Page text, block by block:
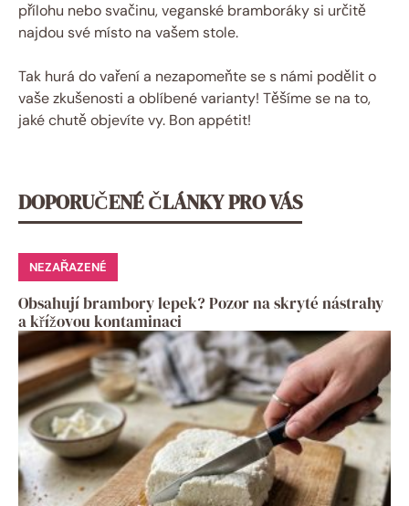
přílohu nebo svačinu, veganské bramboráky si určitě
najdou své místo na vašem stole.
Tak hurá do vaření a nezapomeňte se s námi podělit o
vaše zkušenosti a oblíbené varianty! Těšíme se na to,
jaké chutě objevíte vy. Bon appétit!
DOPORUČENÉ ČLÁNKY PRO VÁS
NEZAŘAZENÉ
Obsahují brambory lepek? Pozor na skryté nástrahy
a křížovou kontaminaci